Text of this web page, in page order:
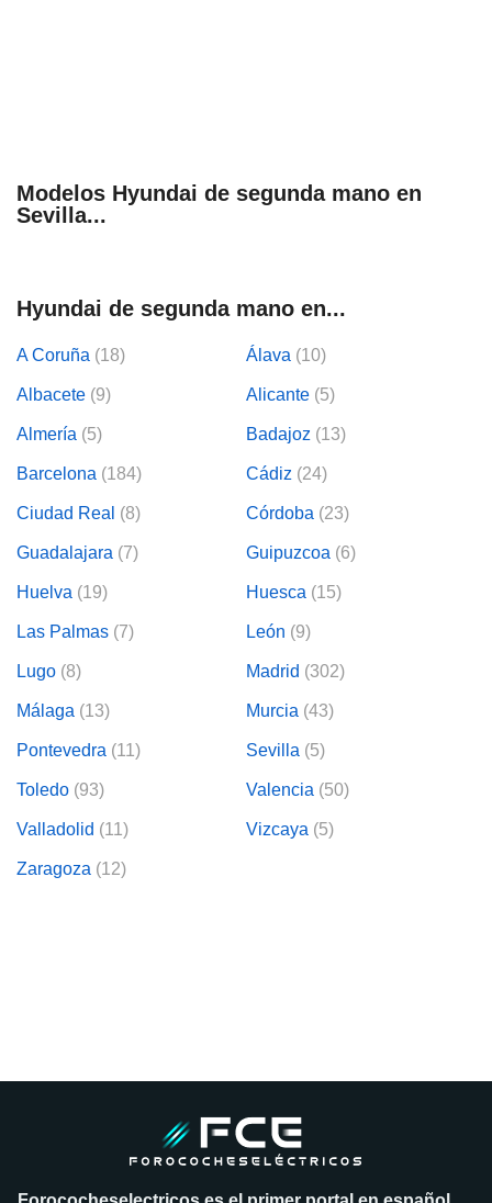
Modelos Hyundai de segunda mano en
Sevilla...
Hyundai de segunda mano en...
A Coruña (18) Álava (10)
Albacete (9) Alicante (5)
Almería (5) Badajoz (13)
Barcelona (184) Cádiz (24)
Ciudad Real (8) Córdoba (23)
Guadalajara (7) Guipuzcoa (6)
Huelva (19) Huesca (15)
Las Palmas (7) León (9)
Lugo (8) Madrid (302)
Málaga (13) Murcia (43)
Pontevedra (11) Sevilla (5)
Toledo (93) Valencia (50)
Valladolid (11) Vizcaya (5)
Zaragoza (12)